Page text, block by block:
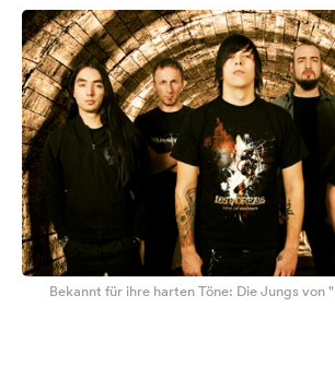
Bekannt für ihre harten Töne: Die Jungs von